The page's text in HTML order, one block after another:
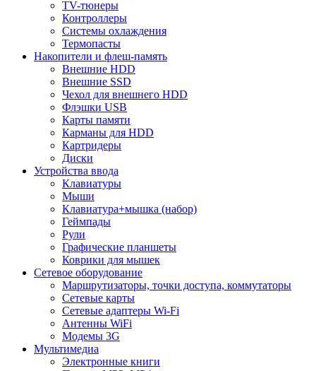
TV-тюнеры
Контроллеры
Системы охлаждения
Термопасты
Накопители и флеш-память
Внешние HDD
Внешние SSD
Чехол для внешнего HDD
Флэшки USB
Карты памяти
Карманы для HDD
Картридеры
Диски
Устройства ввода
Клавиатуры
Мыши
Клавиатура+мышка (набор)
Геймпады
Рули
Графические планшеты
Коврики для мышек
Сетевое оборудование
Маршрутизаторы, точки доступа, коммутаторы
Сетевые карты
Сетевые адаптеры Wi-Fi
Антенны WiFi
Модемы 3G
Мультимедиа
Электронные книги